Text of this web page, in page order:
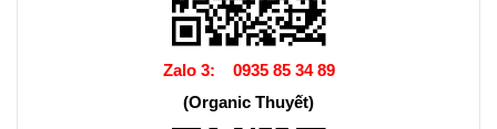
Zalo 3: 0935 85 34 89
(Organic Thuyết)